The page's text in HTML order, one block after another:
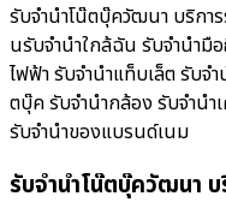
รับจำนำโน๊ตบุ๊ควัฒนา บริกา
นรับจํานําใกล้ฉัน รับจำนำมื
ไฟฟ้า รับจำนำแท็บเล็ต รับจ
ตบุ๊ค รับจำนำกล้อง รับจำนำ
รับจำนำของแบรนด์เนม
รับจำนำโน๊ตบุ๊ควัฒนา